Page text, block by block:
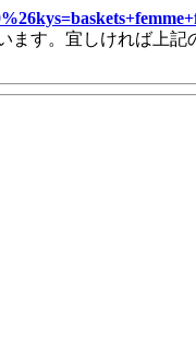
ます。宜しければ上